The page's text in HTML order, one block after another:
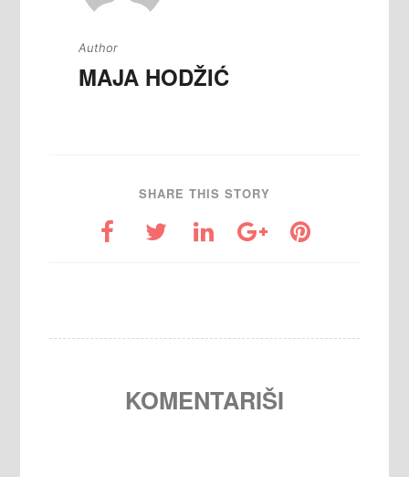
Author
MAJA HODŽIĆ
SHARE THIS STORY
KOMENTARIŠI